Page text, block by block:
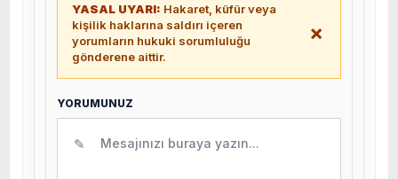
YASAL UYARI: Hakaret, küfür veya
kişilik haklarına saldırı içeren
yorumların hukuki sorumluluğu
gönderene aittir.
×
YORUMUNUZ
✎